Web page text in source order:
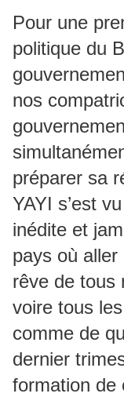
Pour une
politique du
nos
préparer sa
YAYI s’est
inédite et
pays où
rêve de tous
voire tous
comme de
dernier
formation de